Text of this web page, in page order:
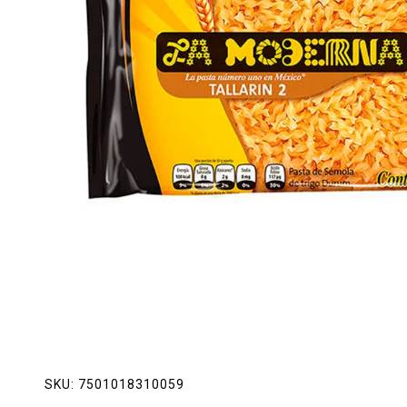
Lácteos
Limpieza del hogar
Mascotas
Pan de la casa
Preciasos
Salchichonería
SKU: 7501018310059